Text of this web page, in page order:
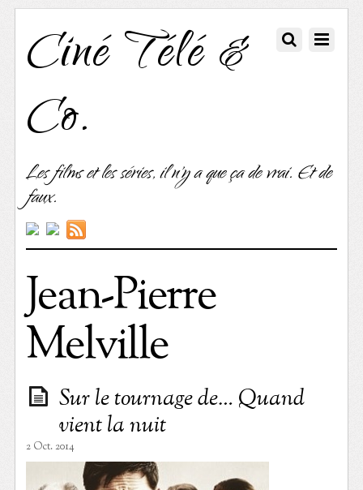
Ciné Télé &
Co.
Les films et les séries, il n'y a que ça de vrai. Et de
faux.
Jean-Pierre
Melville
Sur le tournage de… Quand
vient la nuit
2 Oct. 2014